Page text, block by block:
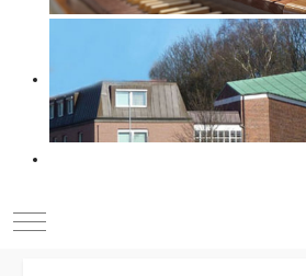
Mobile Menu Toggle